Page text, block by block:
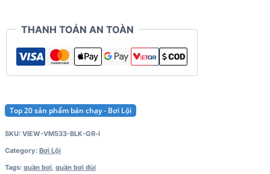
xám
THANH TOÁN AN TOÀN
Top 20 sản phẩm bán chạy - Bơi Lội
SKU: VIEW-VM533-BLK-GR-l
Category: Bơi Lội
Tags: quần bơi, quần bơi đùi